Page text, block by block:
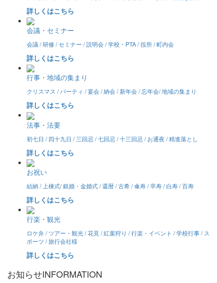
詳しくはこちら
会議・セミナー
会議 / 研修 / セミナー / 説明会 / 学校・PTA / 役所 / 町内会
詳しくはこちら
行事・地域の集まり
クリスマス / パーティ / 宴会 / 納会 / 新年会 / 忘年会/ 地域の集まり
詳しくはこちら
法事・法要
初七日 / 四十九日 / 三回忌 / 七回忌 / 十三回忌 / お通夜 / 精進落とし
詳しくはこちら
お祝い
結納 / 上棟式/ 銀婚・金婚式 / 還暦 / 古希 / 傘寿 / 卒寿 / 白寿 / 百寿
詳しくはこちら
行楽・観光
ロケ弁 / ツアー・観光 / 花見 / 紅葉狩り / 行楽・イベント / 学校行事 / ス
ポーツ / 旅行会社様
詳しくはこちら
お知らせINFORMATION